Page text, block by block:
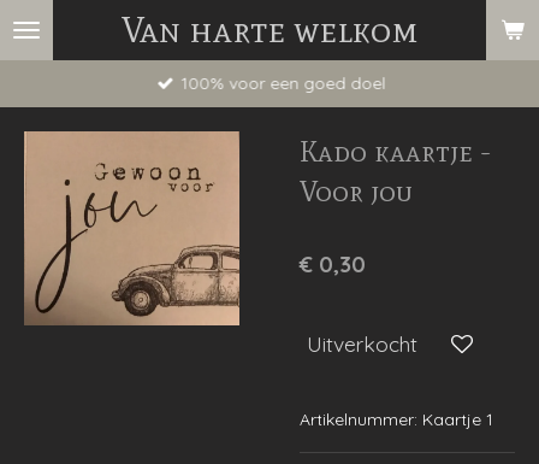
Ga
Van harte welkom
100% voor een goed doel
Kado kaartje -
Voor jou
€ 0,30
Uitverkocht
Artikelnummer: Kaartje 1